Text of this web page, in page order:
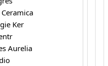
Ker
Aurelia